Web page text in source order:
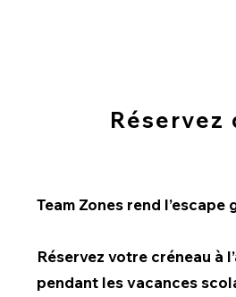
Réservez
Team Zones rend
Réservez votre créneau à
pendant les vacances